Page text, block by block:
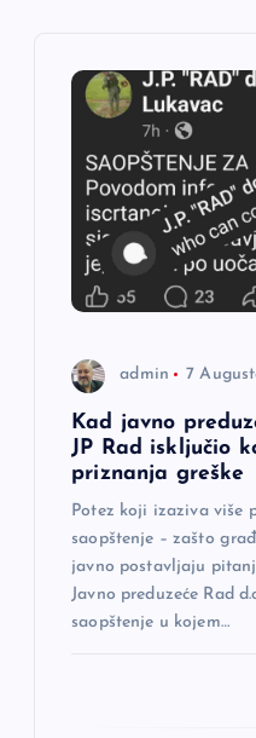
admin 7
Kad javno
JP Rad isključio
priznanja greške
Potez koji izaziva više
saopštenje – zašto
javno postavljaju
Javno preduzeće Rad
saopštenje u kojem…